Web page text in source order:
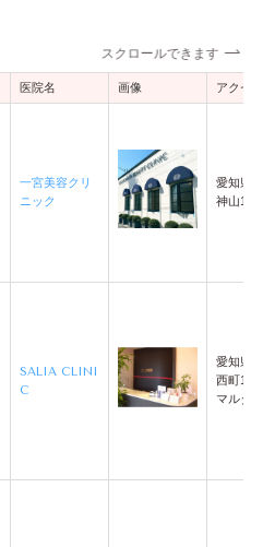
スクロールできます
医院名 画像 アクセ
一宮美容クリ
ニック
愛知県
神山1丁
SALIA CLINI
C
愛知県
西町1-
マルタ